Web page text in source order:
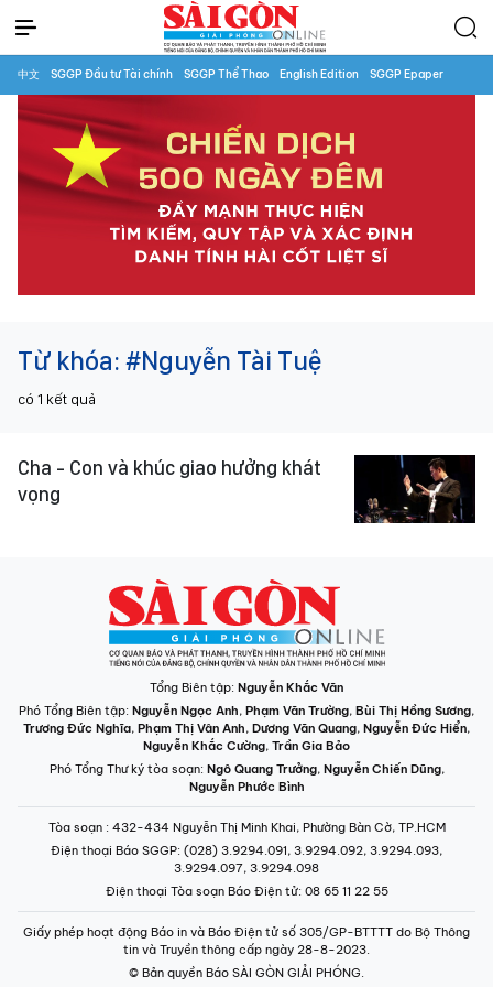
中文 SGGP Đầu tư Tài chính SGGP Thể Thao English Edition SGGP Epaper
Từ khóa: #Nguyễn Tài Tuệ
có 1 kết quả
Cha - Con và khúc giao hưởng khát
vọng
Tổng Biên tập: Nguyễn Khắc Văn
Phó Tổng Biên tập: Nguyễn Ngọc Anh, Phạm Văn Trường, Bùi Thị Hồng Sương,
Trương Đức Nghĩa, Phạm Thị Vân Anh, Dương Văn Quang, Nguyễn Đức Hiển,
Nguyễn Khắc Cường, Trần Gia Bảo
Phó Tổng Thư ký tòa soạn: Ngô Quang Trưởng, Nguyễn Chiến Dũng,
Nguyễn Phước Bình
Tòa soạn : 432-434 Nguyễn Thị Minh Khai, Phường Bàn Cờ, TP.HCM
Điện thoại Báo SGGP: (028) 3.9294.091, 3.9294.092, 3.9294.093,
3.9294.097, 3.9294.098
Điện thoại Tòa soạn Báo Điện tử: 08 65 11 22 55
Giấy phép hoạt động Báo in và Báo Điện tử số 305/GP-BTTTT do Bộ Thông
tin và Truyền thông cấp ngày 28-8-2023.
© Bản quyền Báo SÀI GÒN GIẢI PHÓNG.